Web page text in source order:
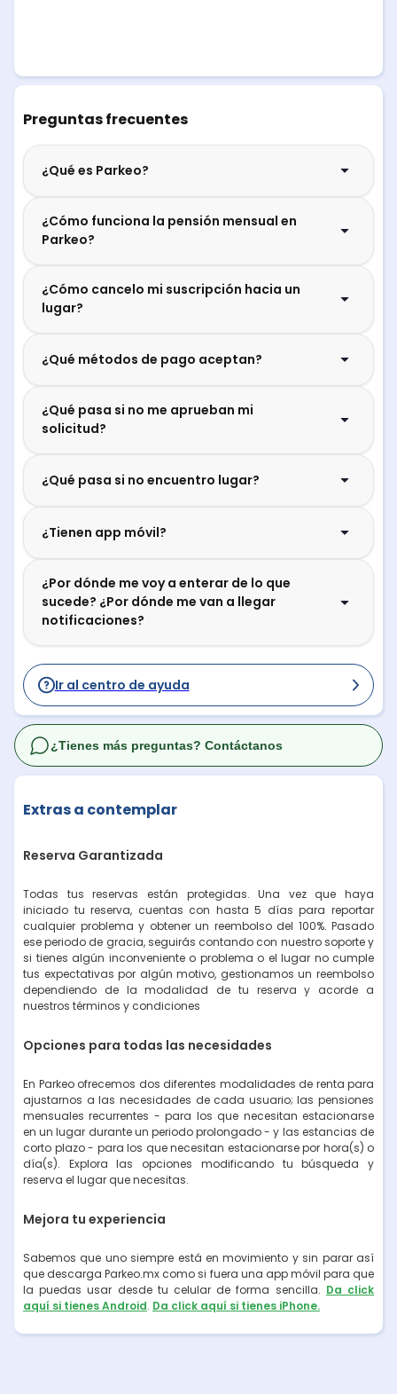
Preguntas frecuentes
¿Qué es Parkeo?
¿Cómo funciona la pensión mensual en
Parkeo?
¿Cómo cancelo mi suscripción hacia un
lugar?
¿Qué métodos de pago aceptan?
¿Qué pasa si no me aprueban mi
solicitud?
¿Qué pasa si no encuentro lugar?
¿Tienen app móvil?
¿Por dónde me voy a enterar de lo que
sucede? ¿Por dónde me van a llegar
notificaciones?
Ir al centro de ayuda
Extras a contemplar
Reserva Garantizada
Todas tus reservas están protegidas. Una vez que haya
iniciado tu reserva, cuentas con hasta 5 días para reportar
cualquier problema y obtener un reembolso del 100%. Pasado
ese periodo de gracia, seguirás contando con nuestro soporte y
si tienes algún inconveniente o problema o el lugar no cumple
tus expectativas por algún motivo, gestionamos un reembolso
dependiendo de la modalidad de tu reserva y acorde a
nuestros términos y condiciones
Opciones para todas las necesidades
En Parkeo ofrecemos dos diferentes modalidades de renta para
ajustarnos a las necesidades de cada usuario; las pensiones
mensuales recurrentes - para los que necesitan estacionarse
en un lugar durante un periodo prolongado - y las estancias de
corto plazo - para los que necesitan estacionarse por hora(s) o
día(s). Explora las opciones modificando tu búsqueda y
reserva el lugar que necesitas.
Mejora tu experiencia
Sabemos que uno siempre está en movimiento y sin parar así
que descarga Parkeo.mx como si fuera una app móvil para que
la puedas usar desde tu celular de forma sencilla. Da click
aquí si tienes Android. Da click aquí si tienes iPhone.
¿Tienes más preguntas? Contáctanos